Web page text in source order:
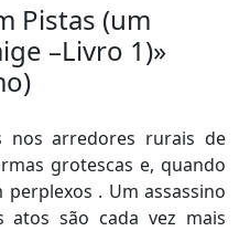
Pistas (um
–Livro 1)»
nos arredores rurais de
grotescas e, quando
. Um assassino
atos são cada vez mais